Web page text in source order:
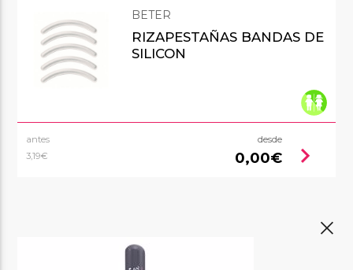
BETER
RIZAPESTAÑAS BANDAS DE
SILICON
antes
3,19€
desde
0,00€ chevron_right